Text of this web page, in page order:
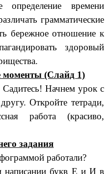
определение времени
грамматические
бережное отношение к
здоровый
(Слайд 1)
Садитесь! Начнем урок с
Откройте тетради,
работа (красиво,
задания
работали?
написании букв Е и И в